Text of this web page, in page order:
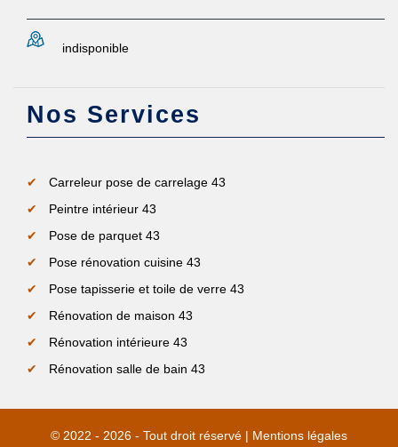
indisponible
Nos Services
Carreleur pose de carrelage 43
Peintre intérieur 43
Pose de parquet 43
Pose rénovation cuisine 43
Pose tapisserie et toile de verre 43
Rénovation de maison 43
Rénovation intérieure 43
Rénovation salle de bain 43
© 2022 - 2026 - Tout droit réservé | Mentions légales